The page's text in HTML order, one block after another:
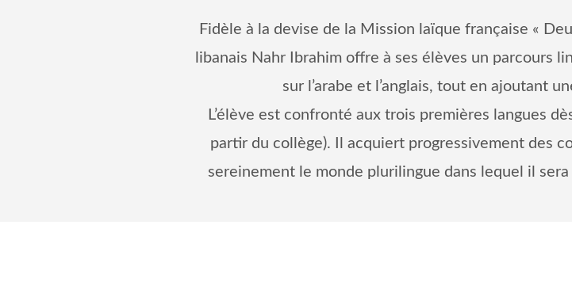
Fidèle à la devise de la Mission laïque française «
libanais Nahr Ibrahim offre à ses élèves un parcours
sur l’arabe et l’anglais, tout en ajoutant
L’élève est confronté aux trois premières langues
partir du collège). Il acquiert progressivement des
sereinement le monde plurilingue dans lequel il